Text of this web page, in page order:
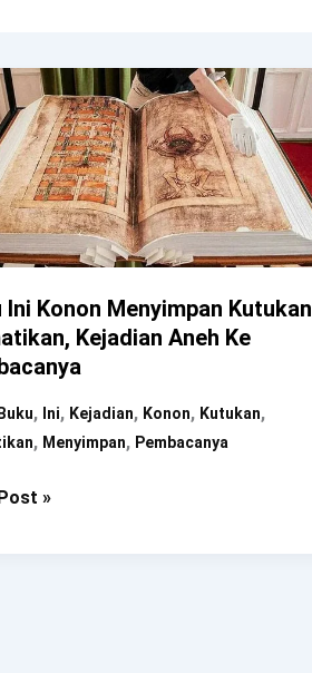
Ini Konon Menyimpan Kutukan
Kejadian Aneh Ke
Buku, Ini, Kejadian, Konon, Kutukan,
, Menyimpan, Pembacanya
»